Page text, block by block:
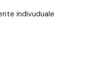
indivuduale